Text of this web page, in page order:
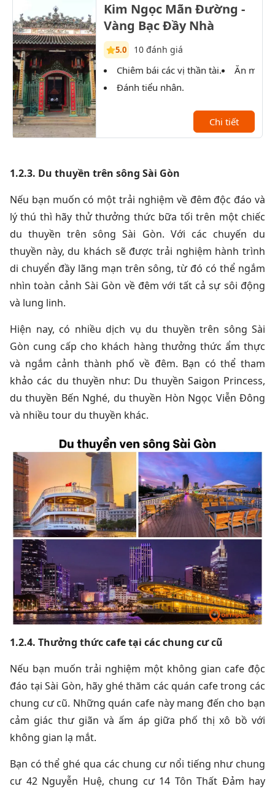
Kim Ngọc Mãn Đường -
Vàng Bạc Đầy Nhà
5.0 10 đánh giá
Chiêm bái các vị thần tài.
Đánh tiểu nhân.
Ăn món
Chi tiết
1.2.3. Du thuyền trên sông Sài Gòn
Nếu bạn muốn có một trải nghiệm về đêm độc đáo và
lý thú thì hãy thử thưởng thức bữa tối trên một chiếc
du thuyền trên sông Sài Gòn. Với các chuyến du
thuyền này, du khách sẽ được trải nghiệm hành trình
di chuyển đầy lãng mạn trên sông, từ đó có thể ngắm
nhìn toàn cảnh Sài Gòn về đêm với tất cả sự sôi động
và lung linh.
Hiện nay, có nhiều dịch vụ du thuyền trên sông Sài
Gòn cung cấp cho khách hàng thưởng thức ẩm thực
và ngắm cảnh thành phố về đêm. Bạn có thể tham
khảo các du thuyền như: Du thuyền Saigon Princess,
du thuyền Bến Nghé, du thuyền Hòn Ngọc Viễn Đông
và nhiều tour du thuyền khác.
1.2.4. Thưởng thức cafe tại các chung cư cũ
Nếu bạn muốn trải nghiệm một không gian cafe độc
đáo tại Sài Gòn, hãy ghé thăm các quán cafe trong các
chung cư cũ. Những quán cafe này mang đến cho bạn
cảm giác thư giãn và ấm áp giữa phố thị xô bồ với
không gian lạ mắt.
Bạn có thể ghé qua các chung cư nổi tiếng như chung
cư 42 Nguyễn Huệ, chung cư 14 Tôn Thất Đảm hay